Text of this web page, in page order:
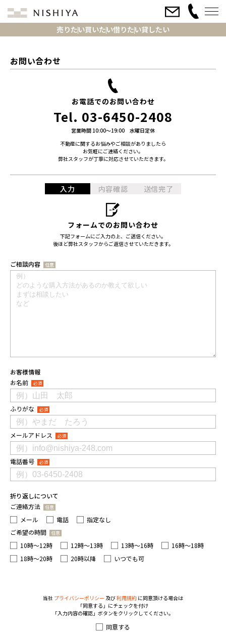
売りたい買いたい借りたい貸したい
お問い合わせ
お電話でのお問い合わせ
Tel. 03-6450-2408
営業時間 10:00～19:00 水曜日定休
不動産に関するお悩みやご相談がありましたら
お気軽にご連絡ください。
弊社スタッフが丁寧に対応させていただきます。
入力 内容確認 送信完了
フォームでのお問い合わせ
下記フォームにご入力の上、ご送信ください。
後ほど弊社スタッフからご返信させていただきます。
ご相談内容 任意
お客様情報
お名前
必須
ふりがな 必須
メールアドレス 必須
電話番号 必須
折り返しについて
ご連絡方法
任意
メール 電話
指定なし
ご希望の時間
任意
10時〜12時 12時〜13時 13時〜16時
16時〜18時
18時〜20時
20時以降 いつでも可
当社 プライバシーポリシー 及び利用規約 に同意頂ける場合は
「同意する」にチェックを付け
「入力内容の確認」ボタンをクリックしてください。
同意する